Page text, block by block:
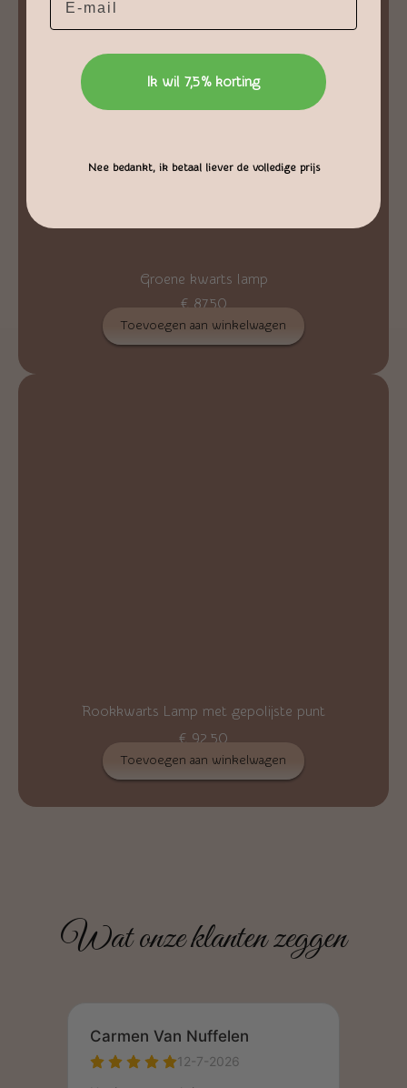
Groene kwarts lamp
€87,50
Toevoegen aan winkelwagen
Rookkwarts Lamp met gepolijste punt
€92,50
Toevoegen aan winkelwagen
Wat onze klanten zeggen
Ik wil 7,5% korting
Nee bedankt, ik betaal liever de volledige prijs